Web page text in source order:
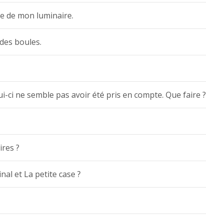
de mon luminaire.
boules.
ci ne semble pas avoir été pris en compte. Que faire ?
?
et La petite case ?